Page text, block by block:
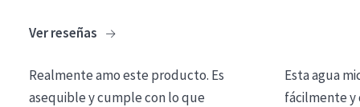
Piel normal y seca
Piel madura
Ver reseñas
Realmente amo este producto. Es
asequible y cumple con lo que
Esta agua
fácilmente y